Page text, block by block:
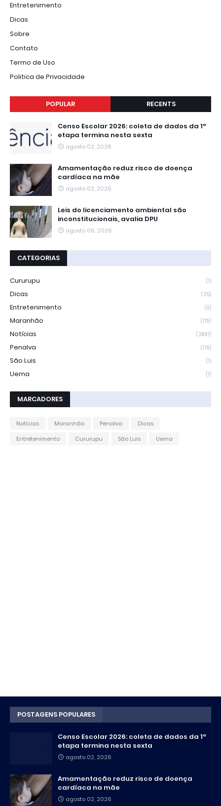
Entretenimento
Dicas
Sobre
Contato
Termo de Uso
Politica de Privacidade
POPULAR RECENTS
Censo Escolar 2026: coleta de dados da 1ª
etapa termina nesta sexta
agosto 02, 2026
Amamentação reduz risco de doença
cardíaca na mãe
agosto 02, 2026
Leis do licenciamento ambiental são
inconstitucionais, avalia DPU
agosto 06, 2026
CATEGORIAS
Cururupu (1)
Dicas (35)
Entretenimento (9)
Maranhão (179)
Notícias (3847)
Penalva (179)
São Luis (1)
Uema (1)
MARCADORES
Notícias Maranhão Penalva
Dicas
Entretenimento
Cururupu São Luis Uema
POSTAGENS POPULARES
Censo Escolar 2026: coleta de dados da 1ª
etapa termina nesta sexta
agosto 02, 2026
Amamentação reduz risco de doença
cardíaca na mãe
agosto 02, 2026